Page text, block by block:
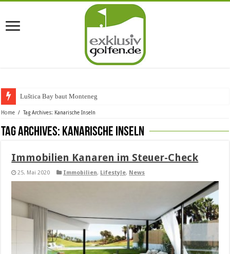
Luštica Bay baut Montenegros e
Home / Tag Archives: Kanarische Inseln
Tag Archives: Kanarische Inseln
Immobilien Kanaren im Steuer-Check
25. Mai 2020 Immobilien, Lifestyle, News